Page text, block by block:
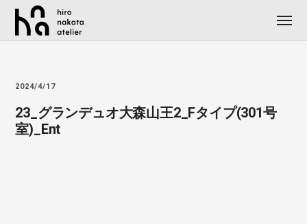
2024/4/17
23_グランデュオ大森山王2_Fタイプ(301号
室)_Ent